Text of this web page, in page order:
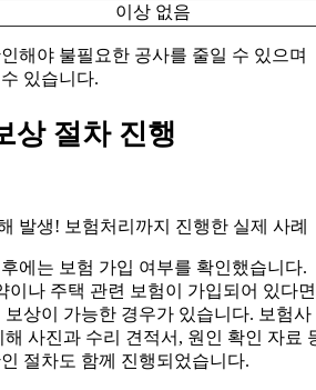
이상 없음
해야 불필요한 공사를 줄일 수 있으며
있습니다.
상 절차 진행
에는 보험 가입 여부를 확인했습니다.
이나 주택 관련 보험이 가입되어 있다면
상이 가능한 경우가 있습니다. 보험사
사진과 수리 견적서, 원인 확인 자료
절차도 함께 진행되었습니다.